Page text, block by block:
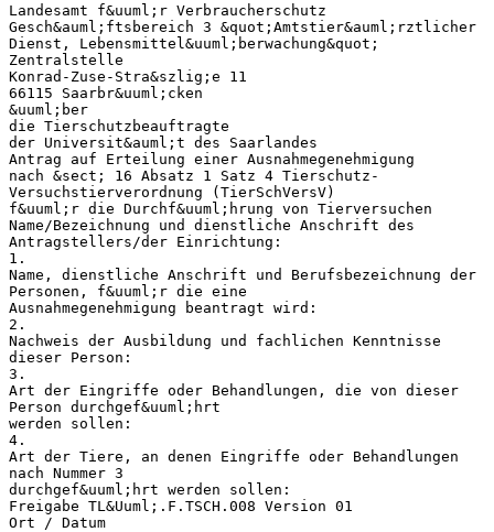
Landesamt f&uuml;r Verbraucherschutz
Gesch&auml;ftsbereich 3 &quot;Amtstier&auml;rztlicher
Dienst, Lebensmittel&uuml;berwachung&quot;
Zentralstelle
Konrad-Zuse-Stra&szlig;e 11
66115 Saarbr&uuml;cken
&uuml;ber
die Tierschutzbeauftragte
der Universit&auml;t des Saarlandes
Antrag auf Erteilung einer Ausnahmegenehmigung
nach &sect; 16 Absatz 1 Satz 4 Tierschutz-
Versuchstierverordnung (TierSchVersV)
f&uuml;r die Durchf&uuml;hrung von Tierversuchen
Name/Bezeichnung und dienstliche Anschrift des
Antragstellers/der Einrichtung:
1.
Name, dienstliche Anschrift und Berufsbezeichnung der
Personen, f&uuml;r die eine
Ausnahmegenehmigung beantragt wird:
2.
Nachweis der Ausbildung und fachlichen Kenntnisse
dieser Person:
3.
Art der Eingriffe oder Behandlungen, die von dieser
Person durchgef&uuml;hrt
werden sollen:
4.
Art der Tiere, an denen Eingriffe oder Behandlungen
nach Nummer 3
durchgef&uuml;hrt werden sollen:
Freigabe TL&Uuml;.F.TSCH.008 Version 01
Ort / Datum